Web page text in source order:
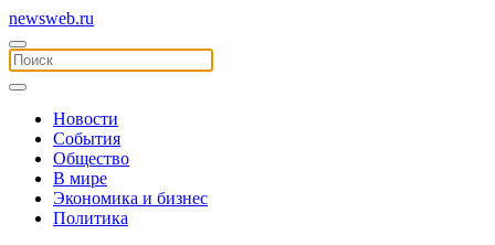
newsweb.ru
Новости
События
Общество
В мире
Экономика и бизнес
Политика